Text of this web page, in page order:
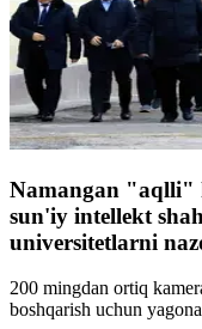
Namangan "aqlli"
sun'iy intellekt
universitetlarni
200 mingdan ortiq
boshqarish uchun